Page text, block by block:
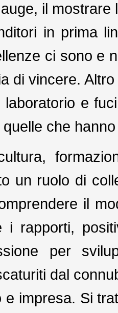
il
in prima
ci sono e
di vincere.
laboratorio e
che
un ruolo di
il
i rapporti,
per
dal
e impresa. Si